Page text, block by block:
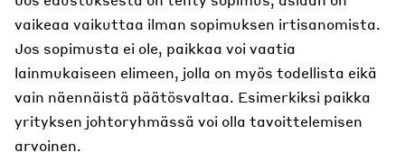
vaikeaa vaikuttaa ilman sopimuksen irtisanomista.
Jos sopimusta ei ole, paikkaa voi vaatia
lainmukaiseen elimeen, jolla on myös todellista eikä
vain näennäistä päätösvaltaa. Esimerkiksi paikka
yrityksen johtoryhmässä voi olla tavoittelemisen
arvoinen.